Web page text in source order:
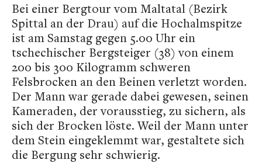
Bei einer Bergtour vom Maltatal (Bezirk
Spittal an der Drau) auf die Hochalmspitze
ist am Samstag gegen 5.00 Uhr ein
tschechischer Bergsteiger (38) von einem
200 bis 300 Kilogramm schweren
Felsbrocken an den Beinen verletzt worden.
Der Mann war gerade dabei gewesen, seinen
Kameraden, der vorausstieg, zu sichern, als
sich der Brocken löste. Weil der Mann unter
dem Stein eingeklemmt war, gestaltete sich
die Bergung sehr schwierig.